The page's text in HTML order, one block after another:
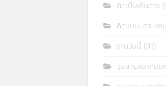
คิดเป็นเห็นต่าง
คิดแบบ..ดร.แด
งานวันนี้ (31)
จุลสารสมาคมแ